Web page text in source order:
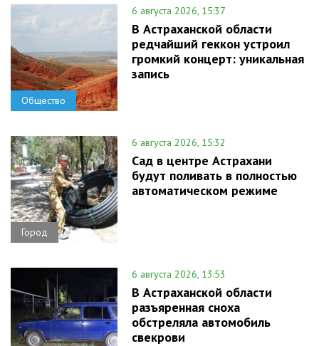
Общество
6 августа 2026, 15:37
В Астраханской области
редчайший геккон устроил
громкий концерт: уникальная
запись
Город
6 августа 2026, 15:32
Сад в центре Астрахани
будут поливать в полностью
автоматическом режиме
6 августа 2026, 13:53
В Астраханской области
разъяренная сноха
обстреляла автомобиль
свекрови